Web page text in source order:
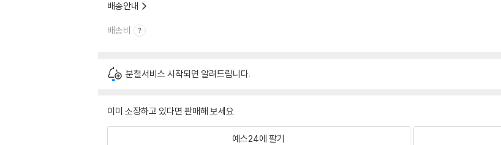
배송안내
배송비
분철서비스 시작되면 알려드립니다.
이미 소장하고 있다면 판매해 보세요.
예스24에 팔기